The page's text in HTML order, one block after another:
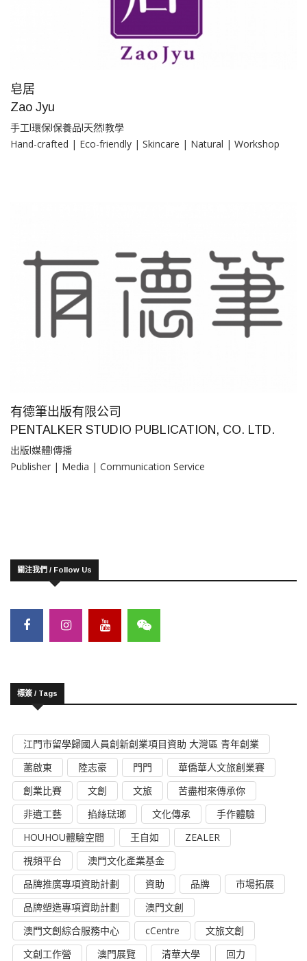
皂居
Zao Jyu
手工l環保l保養品l天然l教學
Hand-crafted | Eco-friendly | Skincare | Natural | Workshop
有德筆出版有限公司
PENTALKER STUDIO PUBLICATION, CO. LTD.
出版l媒體l傳播
Publisher | Media | Communication Service
關注我們 / Follow Us
標簽 / Tags
江門市留學歸國人員創新創業項目資助 大灣區 青年創業
蕭啟東
陸志豪 門門
華僑華人文旅創業賽
創業比賽
文創 文旅
苦盡柑來傳承你
非遺工藝
掐絲琺瑯 文化傳承
手作體驗
HOUHOU體驗空間
王自如
ZEALER
視頻平台
澳門文化產業基金
品牌推廣專項資助計劃
資助 品牌
市場拓展
品牌塑造專項資助計劃
澳門文創
澳門文創綜合服務中心
cCentre
文旅文創
文創工作營
澳門展覽 清華大學
回力